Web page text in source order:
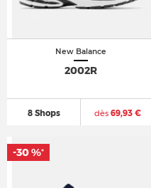
New Balance
2002R
8 Shops dès 69,93 €
-30 %*